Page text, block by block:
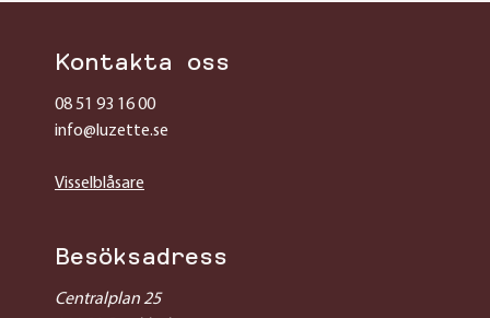
Kontakta oss
08 51 93 16 00
info@luzette.se
Visselblåsare
Besöksadress
Centralplan 25